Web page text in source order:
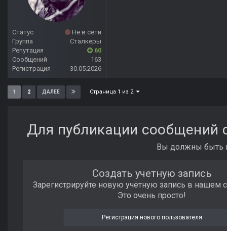
Статус
Не в сети
Группа
Сталкеры
Репутация
60
Сообщений
163
Регистрация
30.05.2026
1 2 ДАЛЕЕ Страница 1 из 2
Для публикации сообщений
Вы должны быть
Создать учетную запись
Зарегистрируйте новую учётную запись в нашем
Это очень просто!
Регистрация нового пользователя